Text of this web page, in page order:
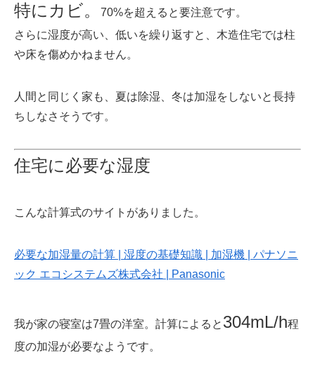
特にカビ。
70%を超えると要注意です。
さらに湿度が高い、低いを繰り返すと、木造住宅では柱
や床を傷めかねません。
人間と同じく家も、夏は除湿、冬は加湿をしないと長持
ちしなさそうです。
住宅に必要な湿度
こんな計算式のサイトがありました。
必要な加湿量の計算 | 湿度の基礎知識 | 加湿機 | パナソニ
ック エコシステムズ株式会社 | Panasonic
我が家の寝室は7畳の洋室。計算によると 304mL/h程
度の加湿が必要なようです。